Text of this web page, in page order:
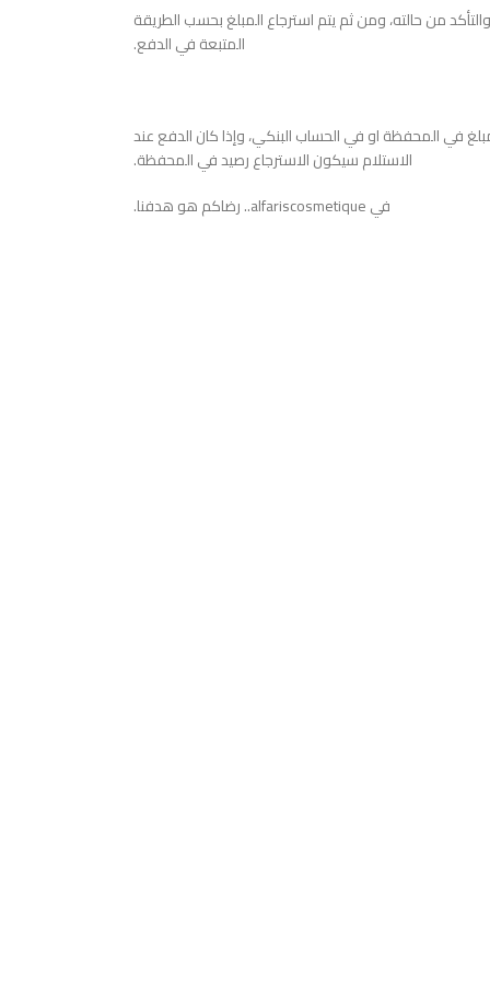
من حالته، ومن ثم يتم استرجاع المبلغ بحسب الطريقة
المتبعة في الدفع.
في المحفظة او في الحساب البنكي، وإذا كان الدفع عند
الاستلام سيكون الاسترجاع رصيد في المحفظة.
في alfariscosmetique.. رضاكم هو هدفنا.